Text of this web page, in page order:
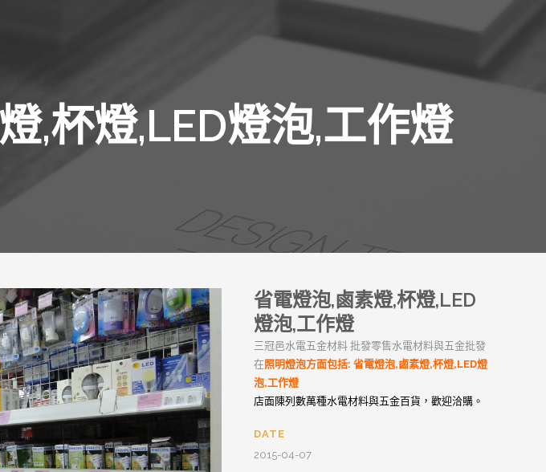
,杯燈,LED燈泡,工作燈
省電燈泡,鹵素燈,杯燈,LED
燈泡,工作燈
三冠邑水電五金材料 批發零售水電材料與五金批發
在照明燈泡方面包括: 省電燈泡,鹵素燈,杯燈,LED燈
泡,工作燈
店面陳列數萬種水電材料與五金百貨，歡迎洽購。
DATE
2015-04-07